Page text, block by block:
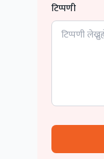
टिप्पणी